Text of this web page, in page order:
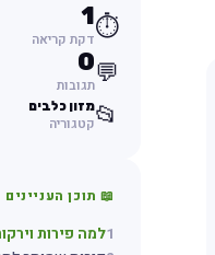
⏱️
1
דקת קריאה
💬
0
תגובות
📂מזון כלבים
קטגוריה
📖 תוכן העניינים
1למה פירות